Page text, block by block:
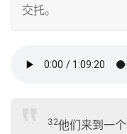
交托。
32他们来到一